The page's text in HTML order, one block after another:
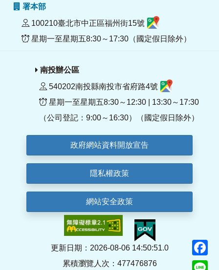
署本部
100210臺北市中正區福州街15號
星期一至星期五8:30～17:30（國定假日除外）
南投辦公區
540202南投縣南投市省府路4號
星期一至星期五8:30～12:30 | 13:30～17:30
（公司登記：9:00～16:30）（國定假日除外）
政府網站資料開放宣告
隱私權政策
網站安全政策
更新日期：2026-08-06 14:50:51.0
累積瀏覽人次：477476876